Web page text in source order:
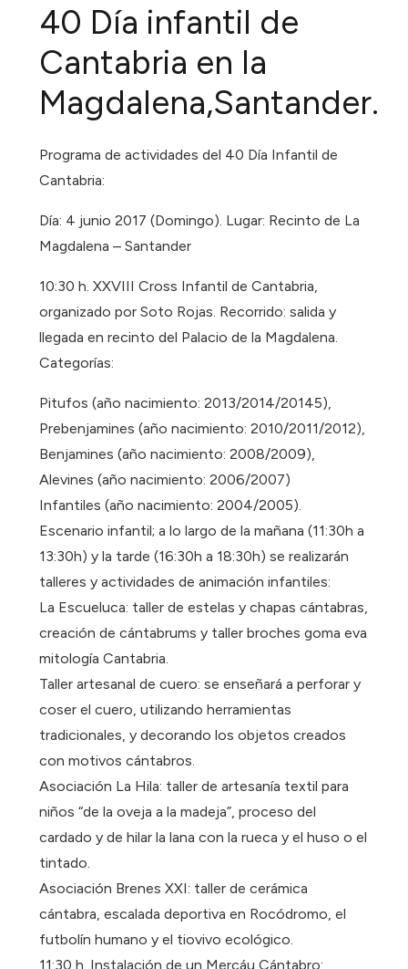
40 Día infantil de
Cantabria en la
Magdalena,Santander.
Programa de actividades del 40 Día Infantil de
Cantabria:
Día: 4 junio 2017 (Domingo). Lugar: Recinto de La
Magdalena – Santander
10:30 h. XXVIII Cross Infantil de Cantabria,
organizado por Soto Rojas. Recorrido: salida y
llegada en recinto del Palacio de la Magdalena.
Categorías:
Pitufos (año nacimiento: 2013/2014/20145),
Prebenjamines (año nacimiento: 2010/2011/2012),
Benjamines (año nacimiento: 2008/2009),
Alevines (año nacimiento: 2006/2007)
Infantiles (año nacimiento: 2004/2005).
Escenario infantil; a lo largo de la mañana (11:30h a
13:30h) y la tarde (16:30h a 18:30h) se realizarán
talleres y actividades de animación infantiles:
La Escueluca: taller de estelas y chapas cántabras,
creación de cántabrums y taller broches goma eva
mitología Cantabria.
Taller artesanal de cuero: se enseñará a perforar y
coser el cuero, utilizando herramientas
tradicionales, y decorando los objetos creados
con motivos cántabros.
Asociación La Hila: taller de artesanía textil para
niños “de la oveja a la madeja”, proceso del
cardado y de hilar la lana con la rueca y el huso o el
tintado.
Asociación Brenes XXI: taller de cerámica
cántabra, escalada deportiva en Rocódromo, el
futbolín humano y el tiovivo ecológico.
11:30 h. Instalación de un Mercáu Cántabro: